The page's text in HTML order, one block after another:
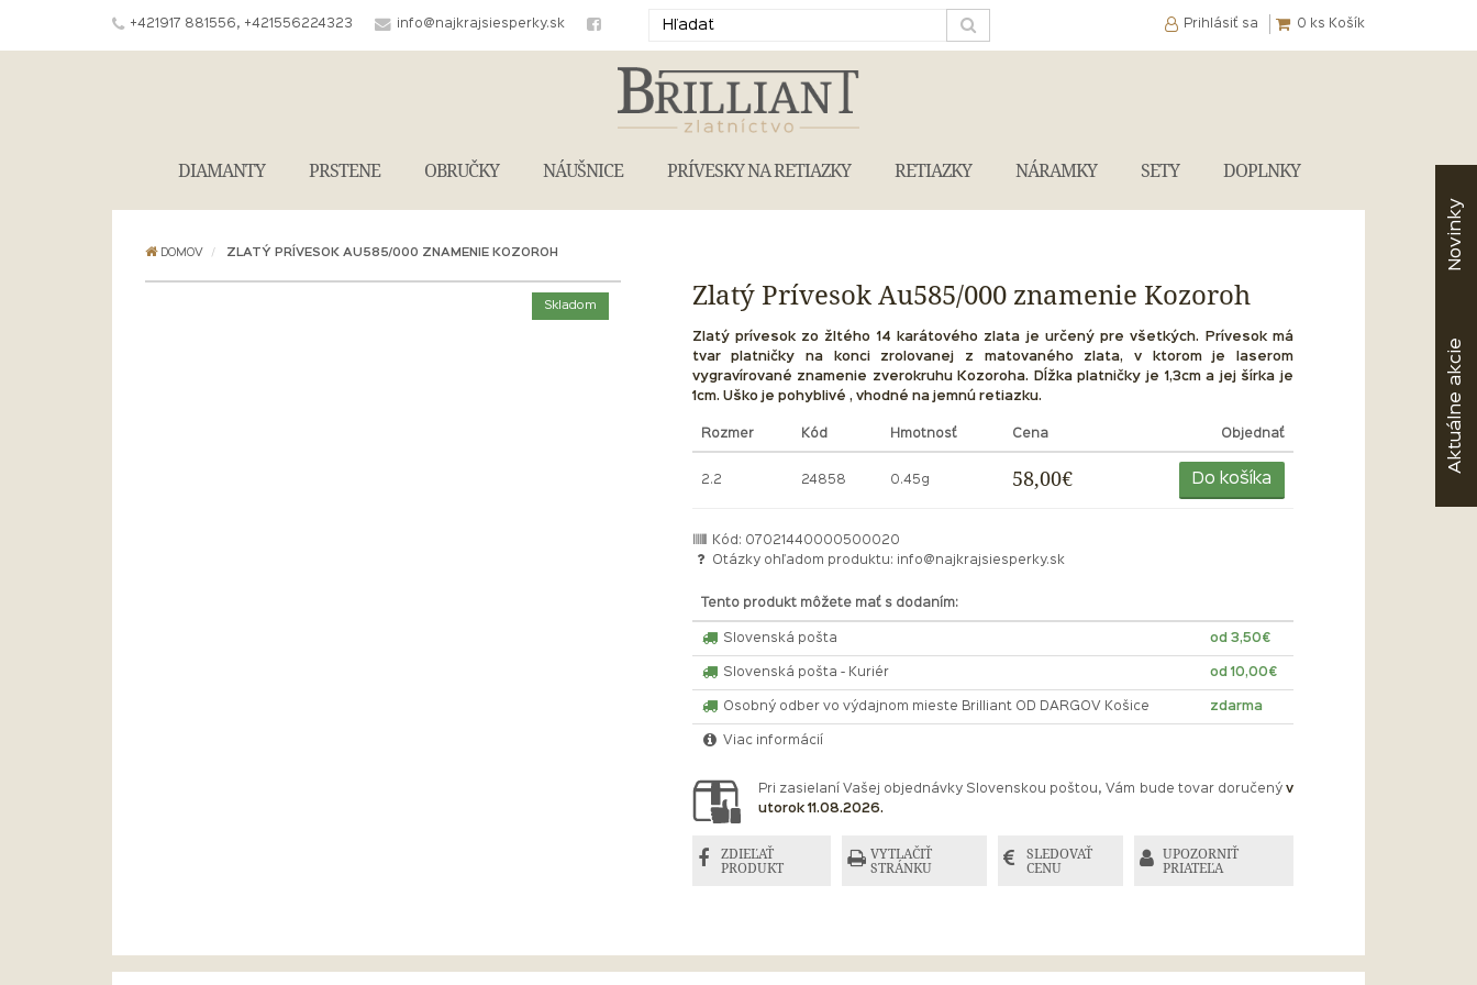
+421917 881556, +421556224323 info@najkrajsiesperky.sk Prihlásiť sa 0 ks Košík
DIAMANTY PRSTENE OBRUČKY NÁUŠNICE PRÍVESKY NA RETIAZKY RETIAZKY NÁRAMKY SETY DOPLNKY
Aktuálne
akcie
Novinky
DOMOV ZLATÝ PRÍVESOK AU585/000 ZNAMENIE KOZOROH
Skladom Zlatý Prívesok Au585/000 znamenie Kozoroh
Zlatý prívesok zo žltého 14 karátového zlata je určený pre všetkých. Prívesok má
tvar platničky na konci zrolovanej z matovaného zlata, v ktorom je laserom
vygravírované znamenie zverokruhu Kozoroha. Dĺžka platničky je 1,3cm a jej šírka je
1cm. Uško je pohyblivé , vhodné na jemnú retiazku.
Rozmer Kód Hmotnosť Cena Objednať
2.2 24858 0.45g 58,00€ Do košíka
Kód: 07021440000500020
Otázky ohľadom produktu:
info@najkrajsiesperky.sk
Tento produkt môžete mať s dodaním:
Slovenská pošta od 3,50€
Slovenská pošta - Kuriér od 10,00€
Osobný odber vo výdajnom mieste Brilliant OD DARGOV Košice zdarma
Viac informácií
Pri zasielaní Vašej objednávky Slovenskou poštou, Vám bude tovar doručený v
utorok 11.08.2026.
ZDIEĽAŤ
PRODUKT
VYTLAČIŤ
STRÁNKU
SLEDOVAŤ
CENU
UPOZORNIŤ
PRIATEĽA